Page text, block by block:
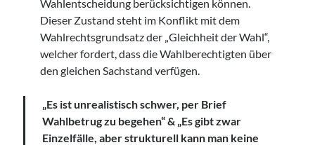
Wahlentscheidung berücksichtigen können.
Dieser Zustand steht im Konflikt mit dem
Wahlrechtsgrundsatz der „Gleichheit der Wahl“,
welcher fordert, dass die Wahlberechtigten über
den gleichen Sachstand verfügen.
„Es ist unrealistisch schwer, per Brief
Wahlbetrug zu begehen“ & „Es gibt zwar
Einzelfälle, aber strukturell kann man keine